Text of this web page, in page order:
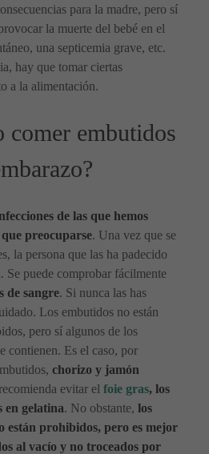
para la madre, pero sí
la muerte del bebé en el
una septicemia grave, etc.
hay que tomar ciertas
a la alimentación.
comer embutidos
de las que hemos
preocuparse. Una vez que se
la persona que las ha padecido
Se puede comprobar fácilmente
de sangre. Si nunca las has
Los embutidos no están
pero sí algunos de los
contienen. Es el caso, por
chorizo y jamón
evitar el foie gras, los
en gelatina. No obstante, los
están prohibidos, pero es mejor
al vacío y no troceados por